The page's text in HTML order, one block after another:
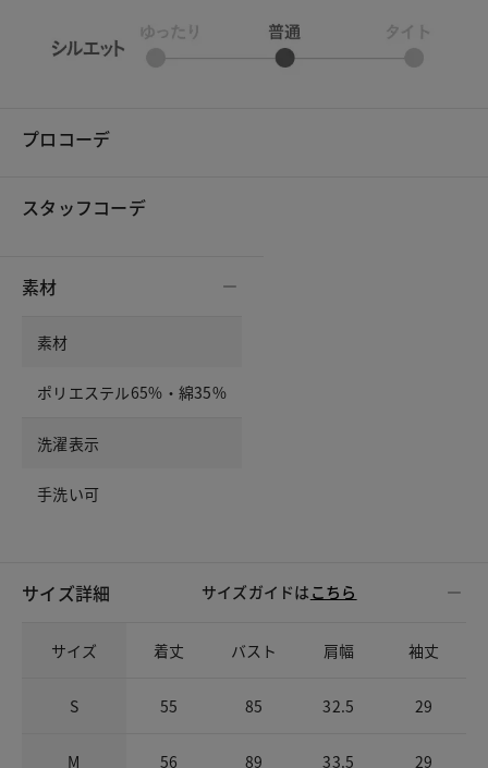
プロコーデ
スタッフコーデ
素材
素材
ポリエステル65%・綿35%
洗濯表示
手洗い可
サイズ詳細 サイズガイドは こちら
サイズ 着丈 バスト 肩幅 袖丈
S 55 85 32.5 29
M 56 89 33.5 29